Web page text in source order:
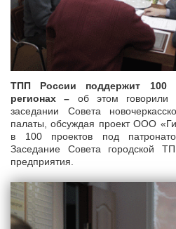
ТПП России поддержит 100
регионах – об этом
заседании Совета
палаты, обсуждая проект ООО
в 100 проектов под
Заседание Совета городской
предприятия.